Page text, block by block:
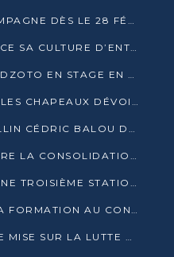
PRÉSIDENTIELLE 2026 : CAMPAGNE DÈS LE 28 FÉVRIER, SCRUTIN LES 12 ET 15 MARS
CONGO TERMINAL RENFORCE SA CULTURE D’ENTREPRISE AVEC LE PROGRAMME « WIN TOGETHER »
FOOTBALL : BOREL TOMANDZOTO EN STAGE EN ESPAGNE AVEC POLISSYA FC
ÉLIMINATOIRES CAN 2027 : LES CHAPEAUX DÉVOILÉS, LE CONGO FIXÉ SUR SON SORT
PROPOS DU DGSP : CASTELLIN CÉDRIC BALOU DÉNONCE DES PROPOS INTIMIDANTS
SANTÉ : LE CONGO ACCÉLÈRE LA CONSOLIDATION DE L’OFFRE DE SOINS
LA LCDE MET EN SERVICE UNE TROISIÈME STATION D’EAU POTABLE À MFILOU
FOOTBALL : L’OL CONFIE SA FORMATION AU CONGOLAIS CHRISTIAN BASSILA
PRÉSIDENTIELLE 2026 : L’UE MISE SUR LA LUTTE CONTRE LA DÉSINFORMATION